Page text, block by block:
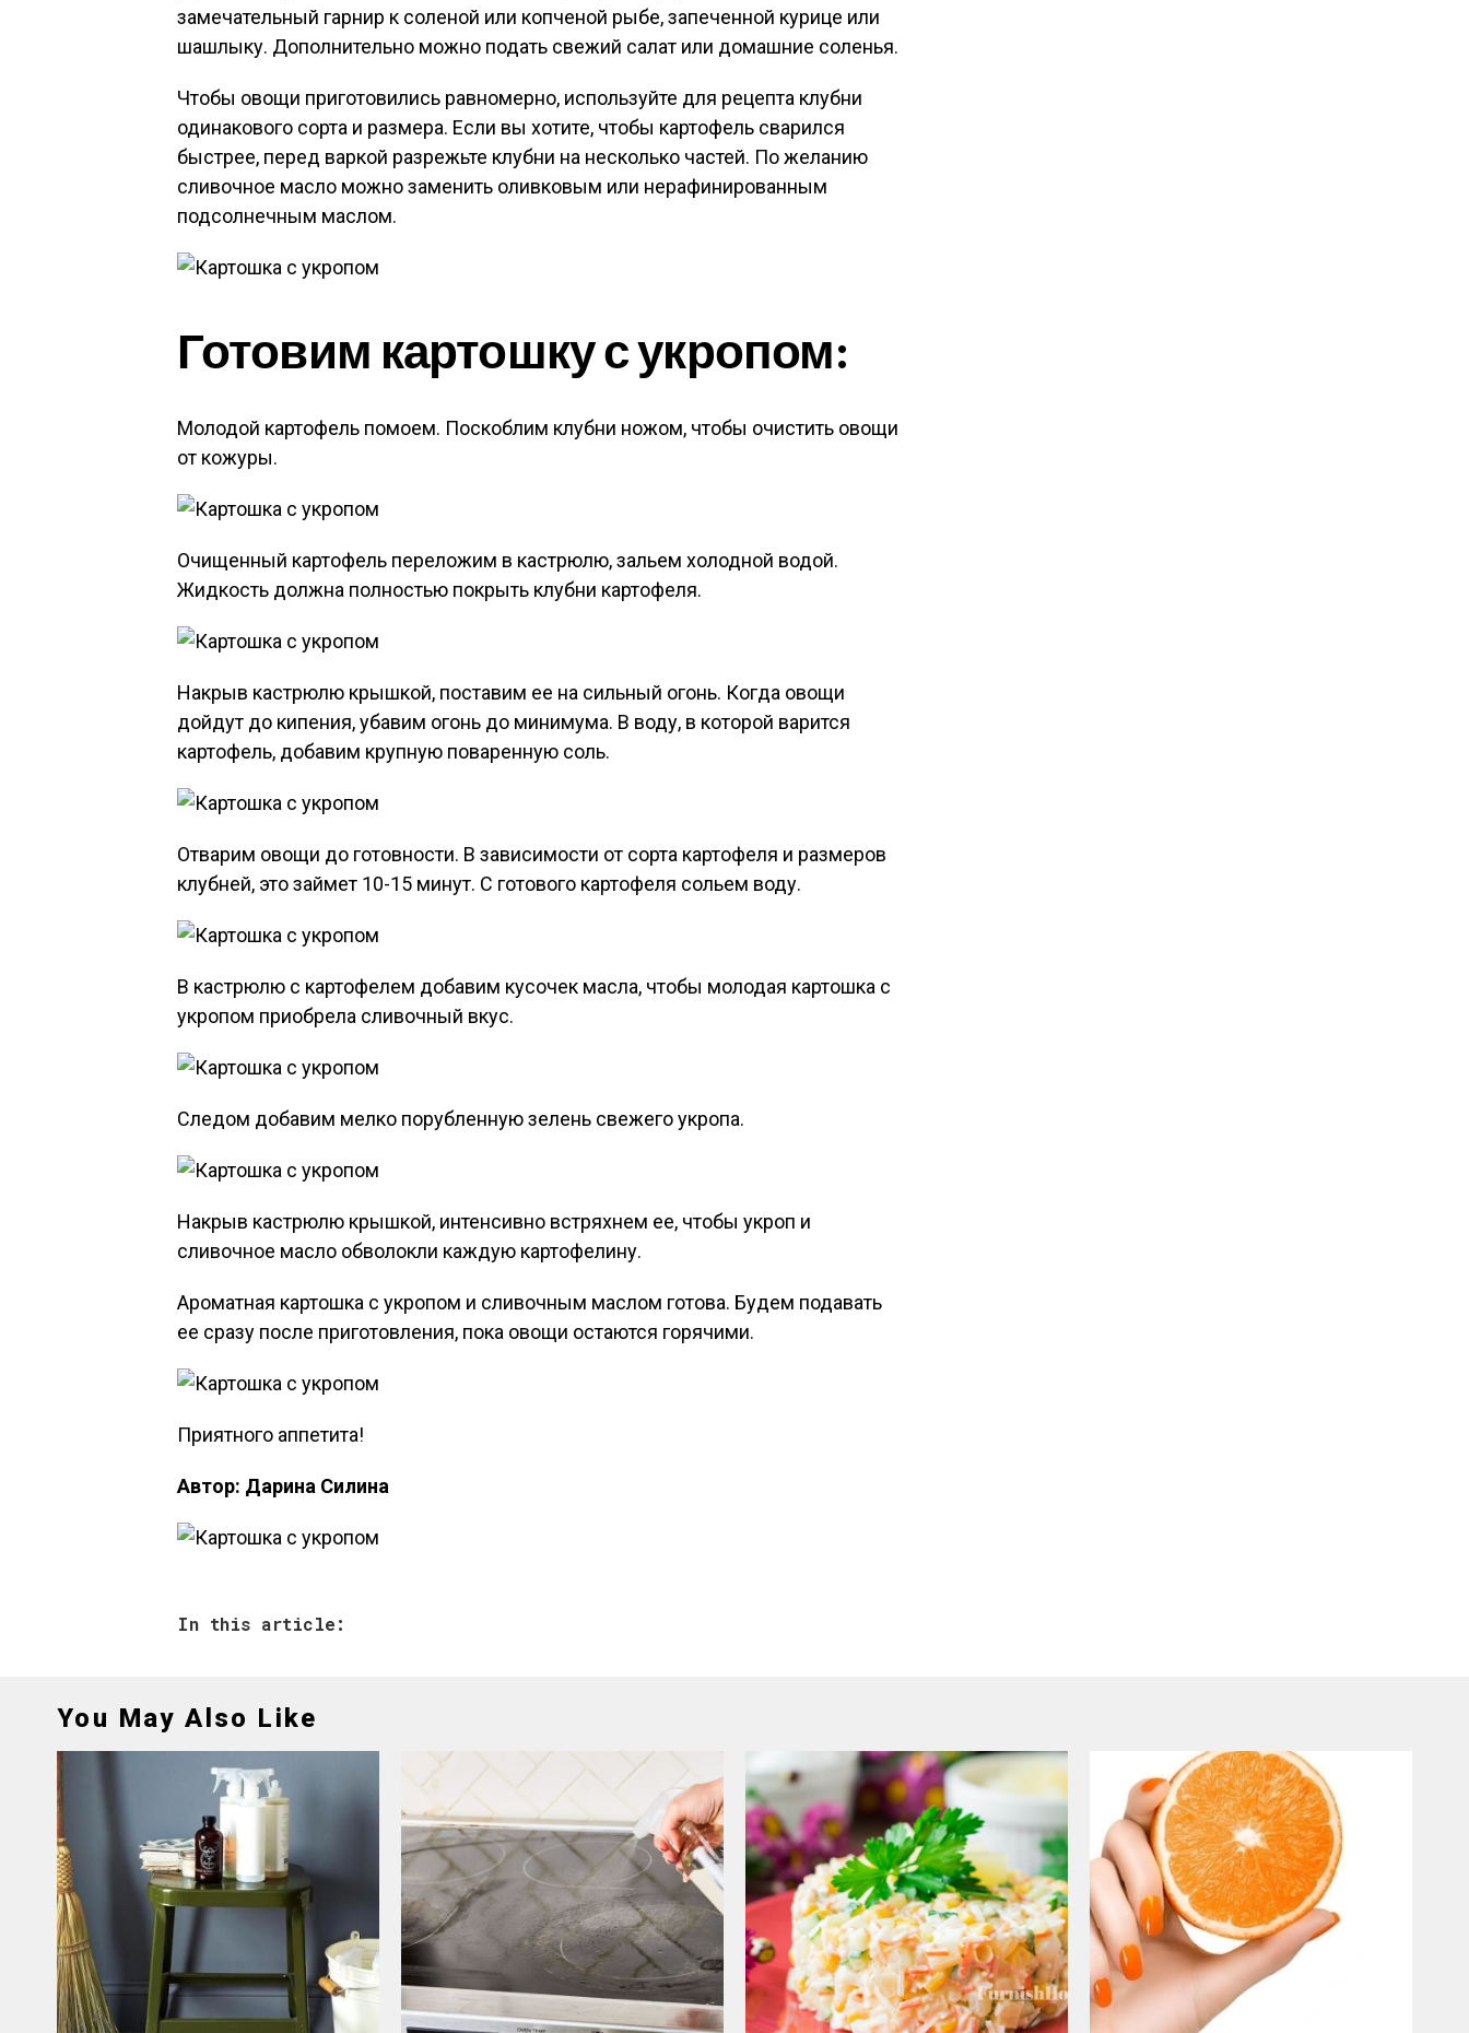
замечательный гарнир к соленой или копченой рыбе, запеченной курице или
шашлыку. Дополнительно можно подать свежий салат или домашние соленья.
Чтобы овощи приготовились равномерно, используйте для рецепта клубни
одинакового сорта и размера. Если вы хотите, чтобы картофель сварился
быстрее, перед варкой разрежьте клубни на несколько частей. По желанию
сливочное масло можно заменить оливковым или нерафинированным
подсолнечным маслом.
Готовим картошку с укропом:
Молодой картофель помоем. Поскоблим клубни ножом, чтобы очистить овощи
от кожуры.
Очищенный картофель переложим в кастрюлю, зальем холодной водой.
Жидкость должна полностью покрыть клубни картофеля.
Накрыв кастрюлю крышкой, поставим ее на сильный огонь. Когда овощи
дойдут до кипения, убавим огонь до минимума. В воду, в которой варится
картофель, добавим крупную поваренную соль.
Отварим овощи до готовности. В зависимости от сорта картофеля и размеров
клубней, это займет 10-15 минут. С готового картофеля сольем воду.
В кастрюлю с картофелем добавим кусочек масла, чтобы молодая картошка с
укропом приобрела сливочный вкус.
Следом добавим мелко порубленную зелень свежего укропа.
Накрыв кастрюлю крышкой, интенсивно встряхнем ее, чтобы укроп и
сливочное масло обволокли каждую картофелину.
Ароматная картошка с укропом и сливочным маслом готова. Будем подавать
ее сразу после приготовления, пока овощи остаются горячими.
Приятного аппетита!
Автор: Дарина Силина
In this article:
You May Also Like